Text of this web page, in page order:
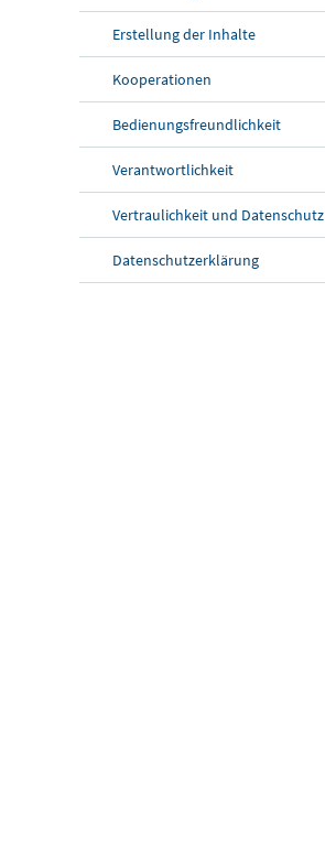
Erstellung der Inhalte
Kooperationen
Bedienungsfreundlichkeit
Verantwortlichkeit
Vertraulichkeit und Datenschutz
Datenschutzerklärung